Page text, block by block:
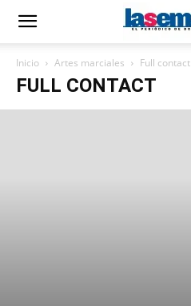
Inicio Artes marciales Full contact
FULL CONTACT